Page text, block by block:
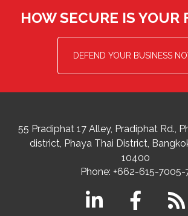
HOW SECURE IS YOUR
DEFEND YOUR BUSINESS
55 Pradiphat 17 Alley, Pradiphat Rd.,
district Phaya Thai District,
10400
Phone: +662-615-7005-